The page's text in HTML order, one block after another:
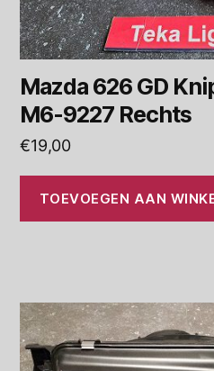
Mazda 626 GD
M6-9227 Rechts
€19,00
TOEVOEGEN AAN